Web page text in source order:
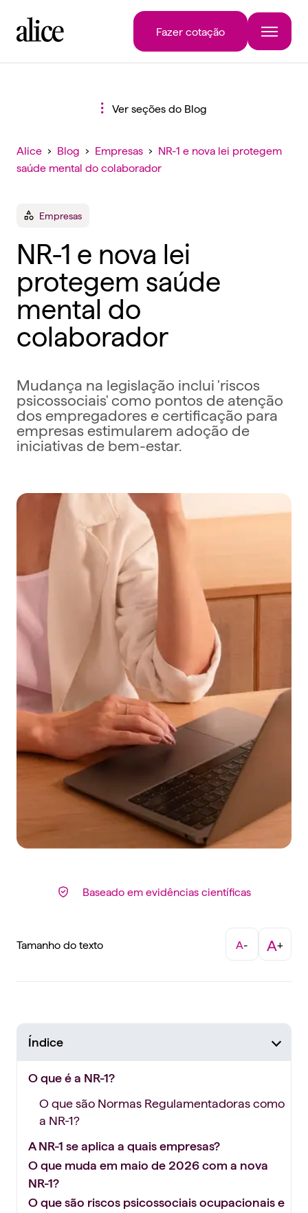
Fazer cotação
Ver seções do Blog
Alice › Blog › Empresas › NR-1 e nova lei protegem
saúde mental do colaborador
Empresas
NR-1 e nova lei
protegem saúde
mental do
colaborador
Mudança na legislação inclui 'riscos
psicossociais' como pontos de atenção
dos empregadores e certificação para
empresas estimularem adoção de
iniciativas de bem-estar.
Baseado em evidências científicas
Tamanho do texto A- A+
Índice
O que é a NR-1?
O que são Normas Regulamentadoras como
a NR-1?
A NR-1 se aplica a quais empresas?
O que muda em maio de 2026 com a nova
NR-1?
O que são riscos psicossociais ocupacionais e